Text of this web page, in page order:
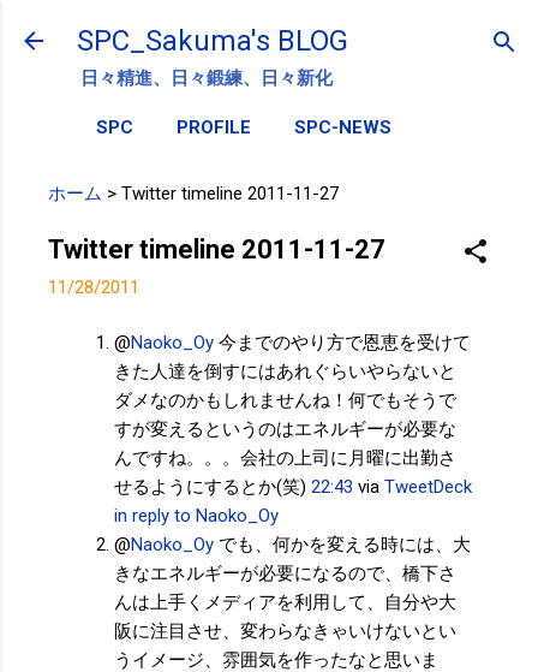
スキップしてメイン コンテンツに移動
SPC_Sakuma's BLOG
日々精進、日々鍛練、日々新化
SPC PROFILE SPC-NEWS
ホーム > Twitter timeline 2011-11-27
Twitter timeline 2011-11-27
11/28/2011
@Naoko_Oy 今までのやり方で恩恵を受けて
きた人達を倒すにはあれぐらいやらないと
ダメなのかもしれませんね！何でもそうで
すが変えるというのはエネルギーが必要な
んですね。。。会社の上司に月曜に出勤さ
せるようにするとか(笑) 22:43 via TweetDeck
in reply to Naoko_Oy
@Naoko_Oy でも、何かを変える時には、大
きなエネルギーが必要になるので、橋下さ
んは上手くメディアを利用して、自分や大
阪に注目させ、変わらなきゃいけないとい
うイメージ、雰囲気を作ったなと思いま